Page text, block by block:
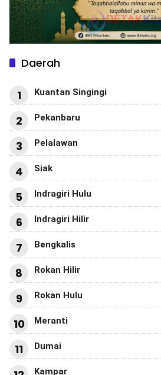
Daerah
1 Kuantan Singingi
2 Pekanbaru
3 Pelalawan
4 Siak
5 Indragiri Hulu
6 Indragiri Hilir
7 Bengkalis
8 Rokan Hilir
9 Rokan Hulu
10 Meranti
11 Dumai
Kampar